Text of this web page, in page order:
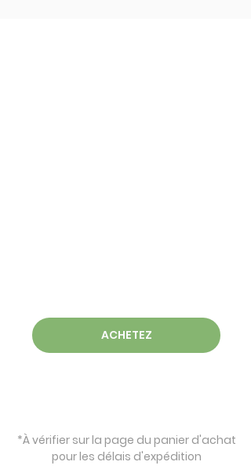
ACHETEZ
*À vérifier sur la page du panier d'achat
pour les délais d'expédition